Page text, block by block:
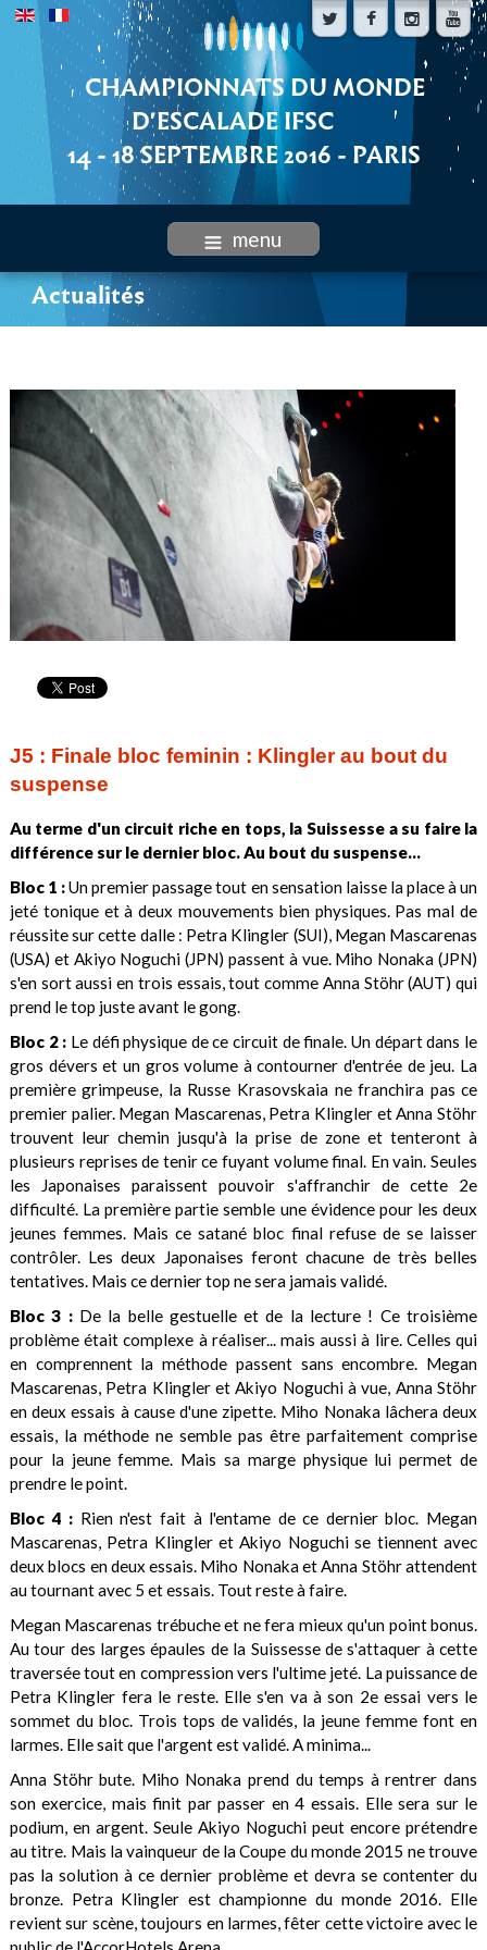
CHAMPIONNATS DU MONDE
D'ESCALADE IFSC
14 - 18 SEPTEMBRE 2016 - PARIS
menu
Actualités
J5 : Finale bloc feminin : Klingler au bout du
suspense
Au terme d'un circuit riche en tops, la Suissesse a su faire la
différence sur le dernier bloc. Au bout du suspense...
Bloc 1 :Un premier passage tout en sensation laisse la place à un
jeté tonique et à deux mouvements bien physiques. Pas mal de
réussite sur cette dalle : Petra Klingler (SUI), Megan Mascarenas
(USA) et Akiyo Noguchi (JPN) passent à vue. Miho Nonaka (JPN)
s'en sort aussi en trois essais, tout comme Anna Stöhr (AUT) qui
prend le top juste avant le gong.
Bloc 2 : Le défi physique de ce circuit de finale. Un départ dans le
gros dévers et un gros volume à contourner d'entrée de jeu. La
première grimpeuse, la Russe Krasovskaia ne franchira pas ce
premier palier. Megan Mascarenas, Petra Klingler et Anna Stöhr
trouvent leur chemin jusqu'à la prise de zone et tenteront à
plusieurs reprises de tenir ce fuyant volume final. En vain. Seules
les Japonaises paraissent pouvoir s'affranchir de cette 2e
difficulté. La première partie semble une évidence pour les deux
jeunes femmes. Mais ce satané bloc final refuse de se laisser
contrôler. Les deux Japonaises feront chacune de très belles
tentatives. Mais ce dernier top ne sera jamais validé.
Bloc 3 :De la belle gestuelle et de la lecture ! Ce troisième
problème était complexe à réaliser... mais aussi à lire. Celles qui
en comprennent la méthode passent sans encombre. Megan
Mascarenas, Petra Klingler et Akiyo Noguchi à vue, Anna Stöhr
en deux essais à cause d'une zipette. Miho Nonaka lâchera deux
essais, la méthode ne semble pas être parfaitement comprise
pour la jeune femme. Mais sa marge physique lui permet de
prendre le point.
Bloc 4 : Rien n'est fait à l'entame de ce dernier bloc. Megan
Mascarenas, Petra Klingler et Akiyo Noguchi se tiennent avec
deux blocs en deux essais. Miho Nonaka et Anna Stöhr attendent
au tournant avec 5 et essais. Tout reste à faire.
Megan Mascarenas trébuche et ne fera mieux qu'un point bonus.
Au tour des larges épaules de la Suissesse de s'attaquer à cette
traversée tout en compression vers l'ultime jeté. La puissance de
Petra Klingler fera le reste. Elle s'en va à son 2e essai vers le
sommet du bloc. Trois tops de validés, la jeune femme font en
larmes. Elle sait que l'argent est validé. A minima...
Anna Stöhr bute. Miho Nonaka prend du temps à rentrer dans
son exercice, mais finit par passer en 4 essais. Elle sera sur le
podium, en argent. Seule Akiyo Noguchi peut encore prétendre
au titre. Mais la vainqueur de la Coupe du monde 2015 ne trouve
pas la solution à ce dernier problème et devra se contenter du
bronze. Petra Klingler est championne du monde 2016. Elle
revient sur scène, toujours en larmes, fêter cette victoire avec le